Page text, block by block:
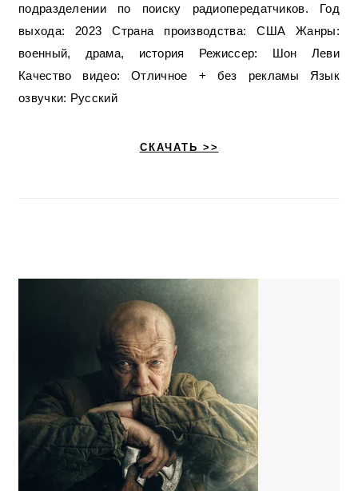
подразделении по поиску радиопередатчиков. Год
выхода: 2023 Страна производства: США Жанры:
военный, драма, история Режиссер: Шон Леви
Качество видео: Отличное + без рекламы Язык
озвучки: Русский
СКАЧАТЬ >>